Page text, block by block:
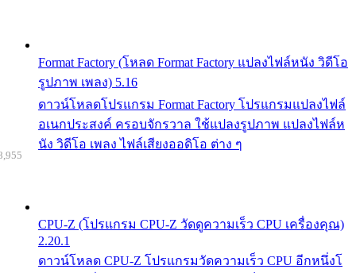
Format Factory (โหลด Format Factory แปลงไฟล์หนัง วิดีโอ
รูปภาพ เพลง) 5.16
ดาวน์โหลดโปรแกรม Format Factory โปรแกรมแปลงไฟล์
อเนกประสงค์ ครอบจักรวาล ใช้แปลงรูปภาพ แปลงไฟล์ห
นัง วิดีโอ เพลง ไฟล์เสียงออดิโอ ต่าง ๆ
CPU-Z (โปรแกรม CPU-Z วัดดูความเร็ว CPU เครื่องคุณ)
2.20.1
ดาวน์โหลด CPU-Z โปรแกรมวัดความเร็ว CPU อีกหนึ่งโ